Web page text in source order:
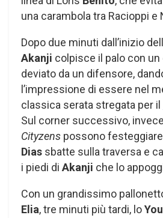
una carambola tra Racioppi e
Dopo due minuti dall’inizio
Akanji colpisce il palo con
deviato da un difensore,
l’impressione di essere nel
classica serata stregata per il
Sul corner successivo,
Cityzens possono
Dias sbatte sulla traversa e
i piedi di Akanji che lo
Con un grandissimo
Elia, tre minuti più tardi, lo